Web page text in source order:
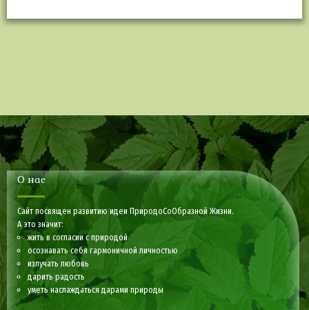
О нас
Сайт посвящен развитию идеи ПриродоСоОбразной Жизни.
А это значит:
жить в согласии с природой
осознавать себя гармоничной личностью
излучать любовь
дарить радость
уметь наслаждаться дарами природы